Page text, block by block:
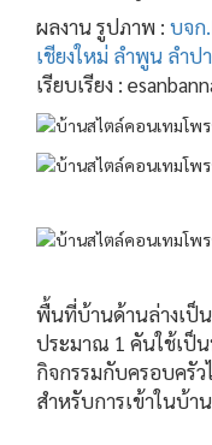
ผลงาน รูปภาพ : บจก
เชียงใหม่ ลำพูน ลำป
เรียบเรียง :
พื้นที่บ้านด้านล่างเป็
ประมาณ 1 คันใช้เป็
กิจกรรมกับครอบครั
สำหรับการเข้าในบ้าน